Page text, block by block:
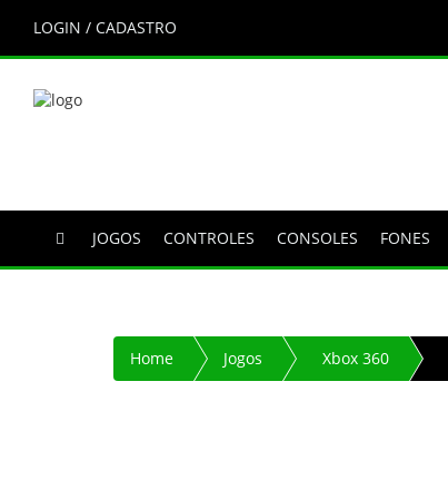
LOGIN / CADASTRO
JOGOS CONTROLES CONSOLES FONES
Home Jogos Xbox 360